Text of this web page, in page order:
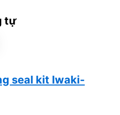
tự
seal kit Iwaki-